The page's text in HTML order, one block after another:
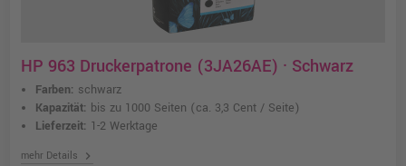
HP 963 Druckerpatrone (3JA26AE) · Schwarz
Farben: schwarz
Kapazität: bis zu 1000 Seiten (ca. 3,3 Cent / Seite)
Lieferzeit: 1-2 Werktage
mehr Details chevron_right